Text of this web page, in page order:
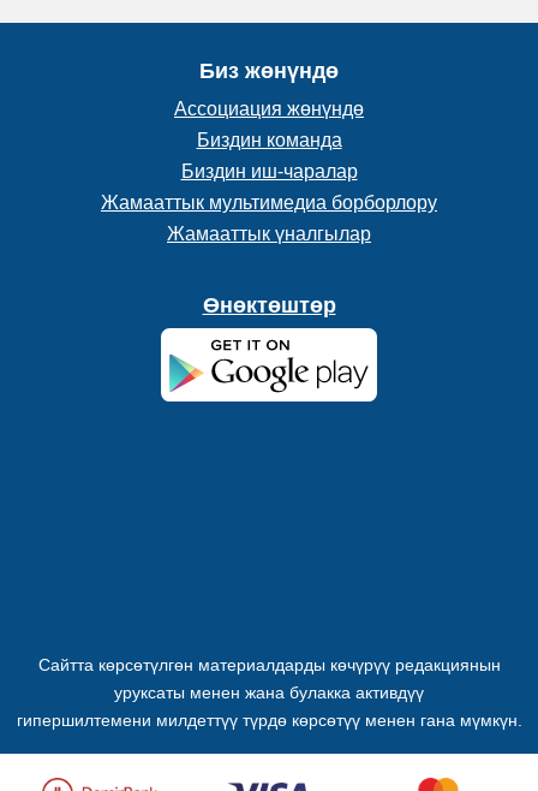
Биз жөнүндө
Ассоциация жөнүндө
Биздин команда
Биздин иш-чаралар
Жамааттык мультимедиа борборлору
Жамааттык үналгылар
Өнөктөштөр
Сайтта көрсөтүлгөн материалдарды көчүрүү редакциянын
уруксаты менен жана булакка активдүү
гипершилтемени милдеттүү түрдө көрсөтүү менен гана мүмкүн.